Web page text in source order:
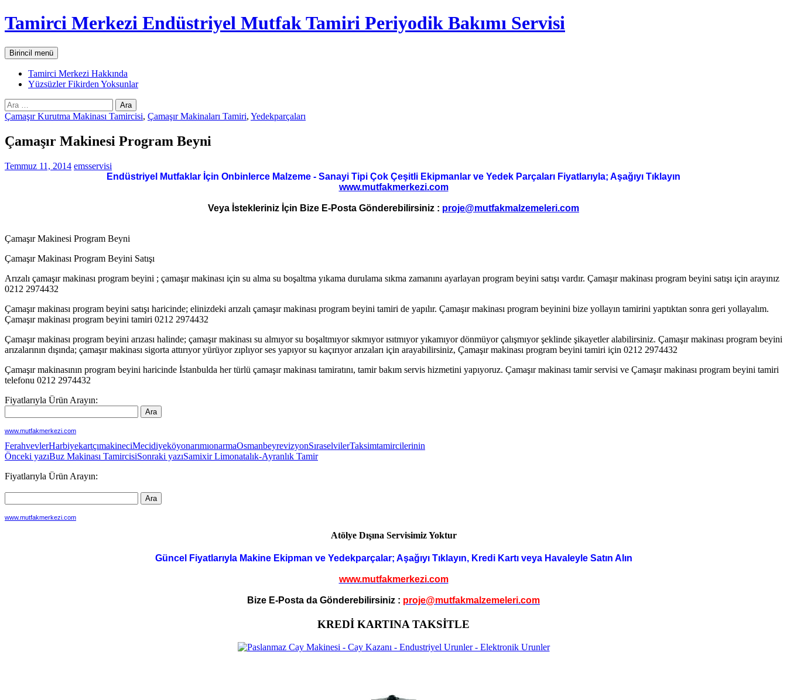
İçeriğe
atla
Tamirci Merkezi Endüstriyel Mutfak Tamiri Periyodik Bakımı Servisi
AraBirincil menü
Tamirci Merkezi Hakkında
Yüzsüzler Fikirden Yoksunlar
Arama:
Çamaşır Kurutma Makinası Tamircisi, Çamaşır Makinaları Tamiri, Yedekparçaları
Çamaşır Makinesi Program Beyni
Temmuz 11, 2014 emsservisi
Endüstriyel Mutfaklar İçin Onbinlerce Malzeme - Sanayi Tipi Çok Çeşitli Ekipmanlar ve Yedek Parçaları Fiyatlarıyla; Aşağıyı Tıklayın
www.mutfakmerkezi.com
Veya İstekleriniz İçin Bize E-Posta Gönderebilirsiniz : proje@mutfakmalzemeleri.com
Çamaşır Makinesi Program Beyni
Çamaşır Makinası Program Beyini Satışı
Arızalı çamaşır makinası program beyini ; çamaşır makinası için su alma su boşaltma yıkama durulama sıkma zamanını ayarlayan program beyini satışı vardır. Çamaşır makinası program beyini satışı için arayınız
0212 2974432
Çamaşır makinası program beyini satışı haricinde; elinizdeki arızalı çamaşır makinası program beyini tamiri de yapılır. Çamaşır makinası program beyinini bize yollayın tamirini yaptıktan sonra geri yollayalım.
Çamaşır makinası program beyini tamiri 0212 2974432
Çamaşır makinası program beyini arızası halinde; çamaşır makinası su almıyor su boşaltmıyor sıkmıyor ısıtmıyor yıkamıyor dönmüyor çalışmıyor şeklinde şikayetler alabilirsiniz. Çamaşır makinası program beyini
arızalarının dışında; çamaşır makinası sigorta attırıyor yürüyor zıplıyor ses yapıyor su kaçırıyor arızaları için arayabilirsiniz, Çamaşır makinası program beyini tamiri için 0212 2974432
Çamaşır makinasının program beyini haricinde İstanbulda her türlü çamaşır makinası tamiratını, tamir bakım servis hizmetini yapıyoruz. Çamaşır makinası tamir servisi ve Çamaşır makinası program beyini tamiri
telefonu 0212 2974432
Fiyatlarıyla Ürün Arayın:
www.mutfakmerkezi.com
FerahvevlerHarbiyekartçımakineciMecidiyeköyonarımıonarmaOsmanbeyrevizyonSıraselvilerTaksimtamircilerinin
Yazı
dolaşımı
Önceki yazıBuz Makinası TamircisiSonraki yazıSamixir Limonatalık-Ayranlık Tamir
Fiyatlarıyla Ürün Arayın:
www.mutfakmerkezi.com
Atölye Dışına Servisimiz Yoktur
Güncel Fiyatlarıyla Makine Ekipman ve Yedekparçalar; Aşağıyı Tıklayın, Kredi Kartı veya Havaleyle Satın Alın
www.mutfakmerkezi.com
Bize E-Posta da Gönderebilirsiniz : proje@mutfakmalzemeleri.com
KREDİ KARTINA TAKSİTLE